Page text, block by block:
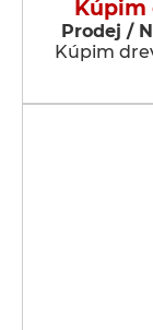
Kúpim
Prodej /
Kúpim